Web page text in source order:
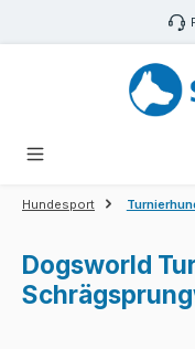
Zum Hauptinhalt springen
Hundesport
Dogsworld